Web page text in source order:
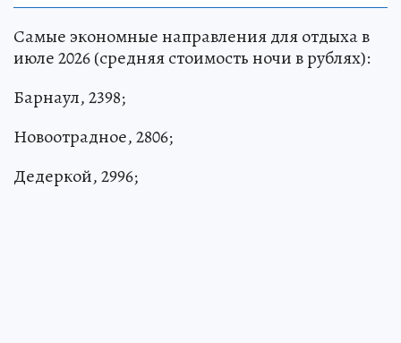
Самые экономные направления для отдыха в
июле 2026 (средняя стоимость ночи в рублях):
Барнаул, 2398;
Новоотрадное, 2806;
Дедеркой, 2996;